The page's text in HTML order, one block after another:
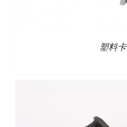
塑料卡